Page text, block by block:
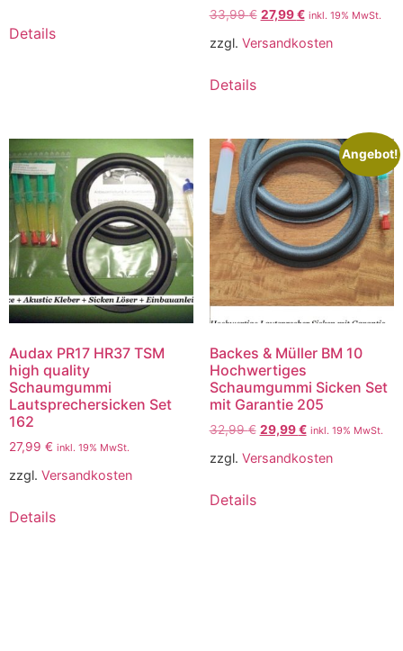
Details
33,99€ 27,99€ inkl. 19% MwSt.
zzgl. Versandkosten
Details
Audax PR17 HR37 TSM
high quality
Schaumgummi
Lautsprechersicken Set
162
27,99 € inkl. 19% MwSt.
zzgl. Versandkosten
Details
Angebot!
Backes & Müller BM 10
Hochwertiges
Schaumgummi Sicken Set
mit Garantie 205
32,99€ 29,99€ inkl. 19% MwSt.
zzgl. Versandkosten
Details